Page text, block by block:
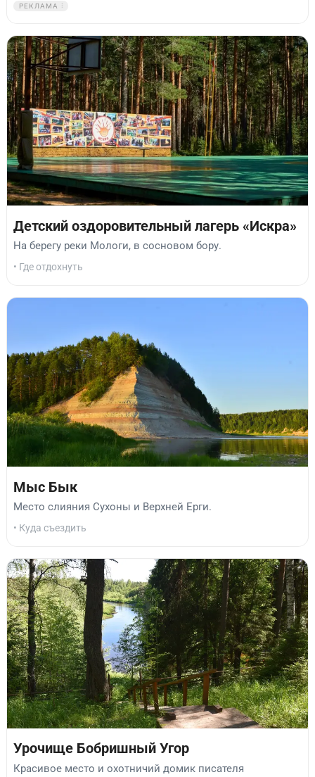
РЕКЛАМА
Детский оздоровительный лагерь «Искра»
На берегу реки Мологи, в сосновом бору.
• Где отдохнуть
Мыс Бык
Место слияния Сухоны и Верхней Ерги.
• Куда съездить
Урочище Бобришный Угор
Красивое место и охотничий домик писателя